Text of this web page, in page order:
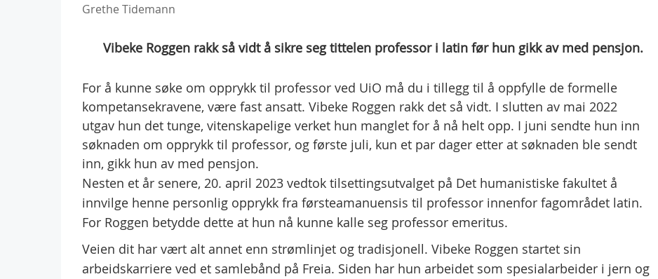
Grethe Tidemann
Vibeke Roggen rakk så vidt å sikre seg tittelen professor i latin før hun gikk av med pensjon.
For å kunne søke om opprykk til professor ved UiO må du i tillegg til å oppfylle de formelle
kompetansekravene, være fast ansatt. Vibeke Roggen rakk det så vidt. I slutten av mai 2022
utgav hun det tunge, vitenskapelige verket hun manglet for å nå helt opp. I juni sendte hun inn
søknaden om opprykk til professor, og første juli, kun et par dager etter at søknaden ble sendt
inn, gikk hun av med pensjon.
Nesten et år senere, 20. april 2023 vedtok tilsettingsutvalget på Det humanistiske fakultet å
innvilge henne personlig opprykk fra førsteamanuensis til professor innenfor fagområdet latin.
For Roggen betydde dette at hun nå kunne kalle seg professor emeritus.
Veien dit har vært alt annet enn strømlinjet og tradisjonell. Vibeke Roggen startet sin
arbeidskarriere ved et samlebånd på Freia. Siden har hun arbeidet som spesialarbeider i jern og